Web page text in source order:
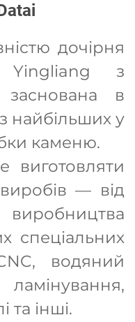
дочірня
Yingliang з
в
найбільших у
каменю.
виготовляти
— від
виробництва
спеціальних
водяний
та інші.